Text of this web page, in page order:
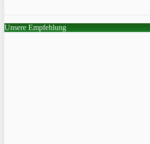
Unsere Empfehlung